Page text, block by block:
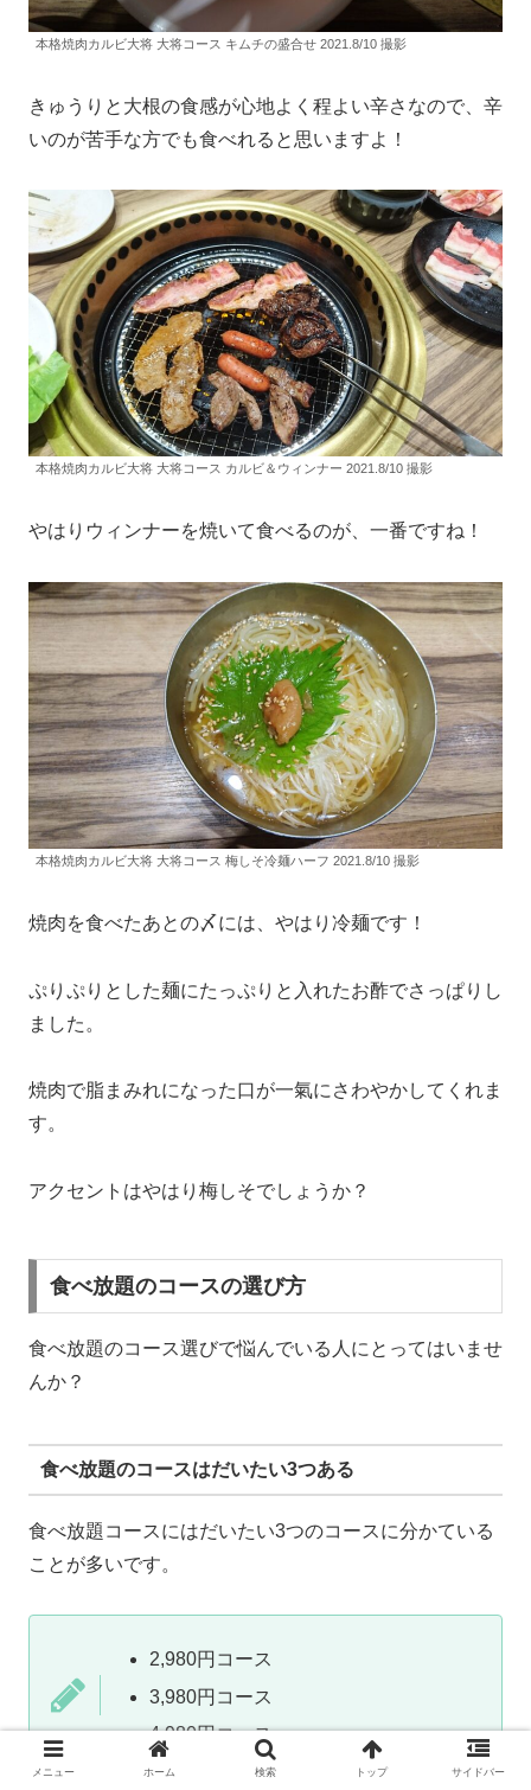
本格焼肉カルビ大将 大将コース キムチの盛合せ 2021.8/10 撮影
きゅうりと大根の食感が心地よく程よい辛さなので、辛
いのが苦手な方でも食べれると思いますよ！
本格焼肉カルビ大将 大将コース カルビ＆ウィンナー 2021.8/10 撮影
やはりウィンナーを焼いて食べるのが、一番ですね！
本格焼肉カルビ大将 大将コース 梅しそ冷麺ハーフ 2021.8/10 撮影
焼肉を食べたあとの〆には、やはり冷麺です！
ぷりぷりとした麺にたっぷりと入れたお酢でさっぱりし
ました。
焼肉で脂まみれになった口が一氣にさわやかしてくれま
す。
アクセントはやはり梅しそでしょうか？
食べ放題のコースの選び方
食べ放題のコース選びで悩んでいる人にとってはいませ
んか？
食べ放題のコースはだいたい3つある
食べ放題コースにはだいたい3つのコースに分かている
ことが多いです。
2,980円コース
3,980円コース
4,980円コース
メニュー ホーム 検索 トップ サイドバー